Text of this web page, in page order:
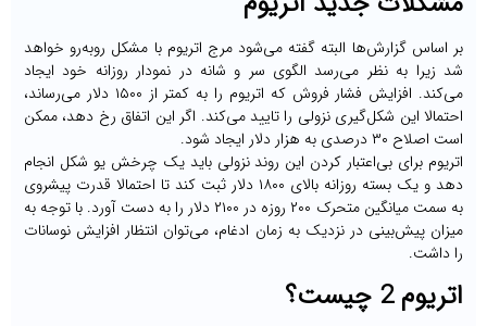
بر اساس گزارش‌ها البته گفته می‌شود مرج اتریوم با مشکل روبه‌رو خواهد
شد زیرا به نظر می‌رسد الگوی سر و شانه در نمودار روزانه خود ایجاد
می‌کند. افزایش فشار فروش که اتریوم را به کمتر از ۱۵۰۰ دلار می‌رساند،
احتمالا این شکل‌گیری نزولی را تایید می‌کند. اگر این اتفاق رخ دهد، ممکن
است اصلاح ۳۰ درصدی به هزار دلار ایجاد شود.
اتریوم برای بی‌اعتبار کردن این روند نزولی باید یک چرخش یو شکل انجام
دهد و یک بسته روزانه بالای ۱۸۰۰ دلار ثبت کند تا احتمالا قدرت پیشروی
به سمت میانگین متحرک ۲۰۰ روزه در ۲۱۰۰ دلار را به دست آورد. با توجه به
میزان پیش‌بینی در نزدیک به زمان ادغام، می‌توان انتظار افزایش نوسانات
را داشت.
اتریوم 2 چیست؟